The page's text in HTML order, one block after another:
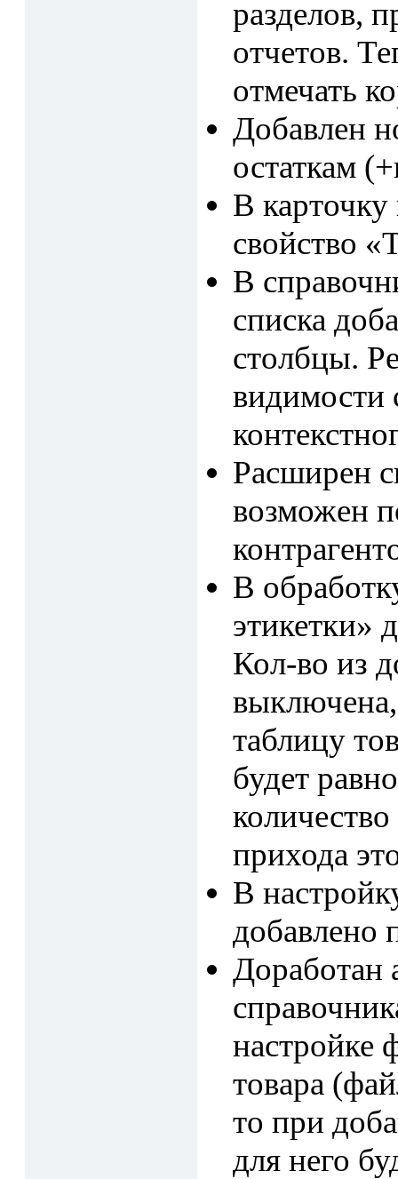
разделов,
отчетов.
отмечать
Добавлен
остаткам
В карточку
свойство
В
списка
столбцы.
видимости
Расширен
возможен
В
этикетки»
Кол-во из
выключена,
таблицу
будет
прихода
В
добавлено
Доработан
настройке
товара
то при
для него